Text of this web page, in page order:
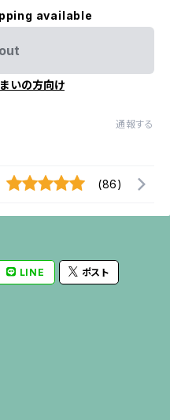
available
いの方向け
通報する
(86)
LINE ポスト